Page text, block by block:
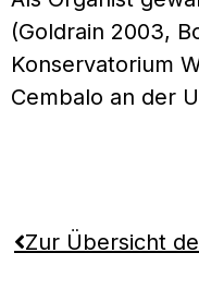
(Goldrain 2003,
Konservatorium
Cembalo an der
Zur Übersicht